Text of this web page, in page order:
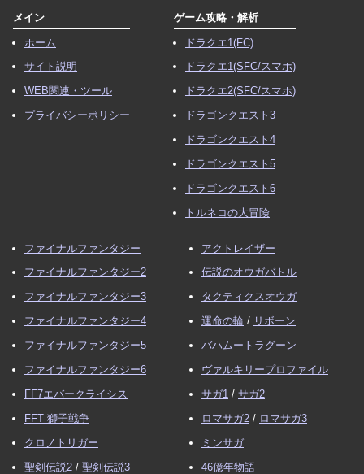
メイン
ホーム
サイト説明
WEB関連・ツール
プライバシーポリシー
ゲーム攻略・解析
ドラクエ1(FC)
ドラクエ1(SFC/スマホ)
ドラクエ2(SFC/スマホ)
ドラゴンクエスト3
ドラゴンクエスト4
ドラゴンクエスト5
ドラゴンクエスト6
トルネコの大冒険
ファイナルファンタジー
ファイナルファンタジー2
ファイナルファンタジー3
ファイナルファンタジー4
ファイナルファンタジー5
ファイナルファンタジー6
FF7エバークライシス
FFT 獅子戦争
クロノトリガー
聖剣伝説2 / 聖剣伝説3
アクトレイザー
伝説のオウガバトル
タクティクスオウガ
運命の輪 / リボーン
バハムートラグーン
ヴァルキリープロファイル
サガ1 / サガ2
ロマサガ2 / ロマサガ3
ミンサガ
46億年物語